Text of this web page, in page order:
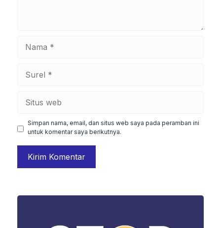
Simpan nama, email, dan situs web saya pada peramban ini
untuk komentar saya berikutnya.